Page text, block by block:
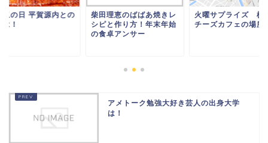
丑の日 平賀源内との
！
柴田理恵のばばあ焼きレ
シピと作り方！年末年始
の食卓アンサー
火曜サプライズ
チーズカフェの場所
アメトーク勉強大好き芸人の出身大学
は！